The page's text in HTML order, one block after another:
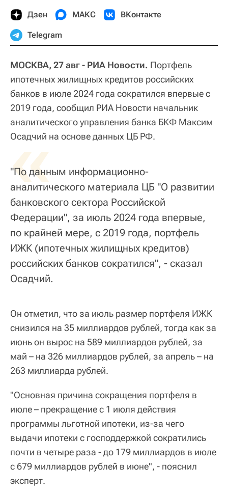
Дзен МАКС ВКонтакте
Telegram
МОСКВА, 27 авг - РИА Новости. Портфель
ипотечных жилищных кредитов российских
банков в июле 2024 года сократился впервые с
2019 года, сообщил РИА Новости начальник
аналитического управления банка БКФ Максим
Осадчий на основе данных ЦБ РФ.
«
"По данным информационно-
аналитического материала ЦБ "О развитии
банковского сектора Российской
Федерации", за июль 2024 года впервые,
по крайней мере, с 2019 года, портфель
ИЖК (ипотечных жилищных кредитов)
российских банков сократился", - сказал
Осадчий.
Он отметил, что за июль размер портфеля ИЖК
снизился на 35 миллиардов рублей, тогда как за
июнь он вырос на 589 миллиардов рублей, за
май – на 326 миллиардов рублей, за апрель – на
263 миллиарда рублей.
"Основная причина сокращения портфеля в
июле – прекращение с 1 июля действия
программы льготной ипотеки, из-за чего
выдачи ипотеки с господдержкой сократились
почти в четыре раза - до 179 миллиардов в июле
с 679 миллиардов рублей в июне", - пояснил
эксперт.